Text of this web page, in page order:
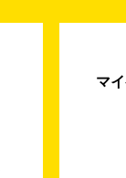
マ